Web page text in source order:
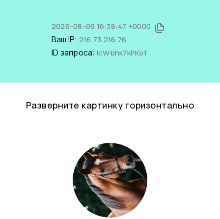
2026-08-09 16:38:47 +0000
Ваш IP: 216.73.216.76
ID запроса: lcWbhk7kPKo1
Разверните картинку горизонтально